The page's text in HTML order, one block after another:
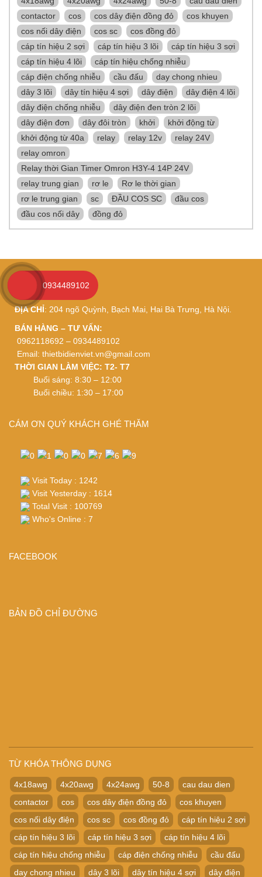
contactor
cos cos dây điện đồng đỏ
cos khuyen
cos nối dây điện
cos sc
cos đồng đỏ
cáp tín hiệu 2 sợi
cáp tín hiệu 3 lõi
cáp tín hiệu 3 sợi
cáp tín hiệu 4 lõi
cáp tín hiệu chống nhiễu
cáp điện chống nhiễu
cầu đấu
day chong nhieu
dây 3 lõi
dây tín hiệu 4 sợi dây điện
dây điện 4 lõi
dây điện chống nhiễu
dây điện đen tròn 2 lõi
dây điện đơn
dây đôi tròn khởi
khởi động từ
khởi động từ 40a
relay relay 12v
relay 24V
relay omron
Relay thời Gian Timer Omron H3Y-4 14P 24V
relay trung gian
rơ le
Rơ le thời gian
rơ le trung gian
sc ĐẦU COS SC
đầu cos
đầu cos nối dây
đồng đỏ
LINH KIỆN CNC
ĐỊA CHỈ: 204 ngõ Quỳnh, Bạch Mai, Hai Bà Trưng, Hà Nội.
BÁN HÀNG – TƯ VẤN:
0962118692 – 0934489102
Email: thietbidienviet.vn@gmail.com
THỜI GIAN LÀM VIỆC: T2- T7
Buổi sáng: 8:30 – 12:00
Buổi chiều: 1:30 – 17:00
CÁM ƠN QUÝ KHÁCH GHÉ THĂM
Visit Today : 1242
Visit Yesterday : 1614
Total Visit : 100769
Who's Online : 7
FACEBOOK
BẢN ĐỒ CHỈ ĐƯỜNG
TỪ KHÓA THÔNG DỤNG
4x18awg 4x20awg 4x24awg 50-8
cau dau dien
contactor
cos cos dây điện đồng đỏ
cos khuyen
cos nối dây điện
cos sc cos đồng đỏ
cáp tín hiệu 2 sợi
cáp tín hiệu 3 lõi
cáp tín hiệu 3 sợi
cáp tín hiệu 4 lõi
cáp tín hiệu chống nhiễu
cáp điện chống nhiễu
cầu đấu
day chong nhieu
dây 3 lõi dây tín hiệu 4 sợi dây điện
0934489102